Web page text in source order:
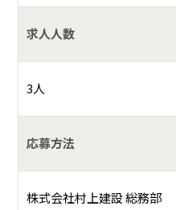
求人人数
3人
応募方法
株式会社村上建設 総務部